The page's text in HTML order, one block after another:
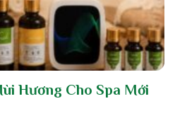
Hương Cho Spa Mới